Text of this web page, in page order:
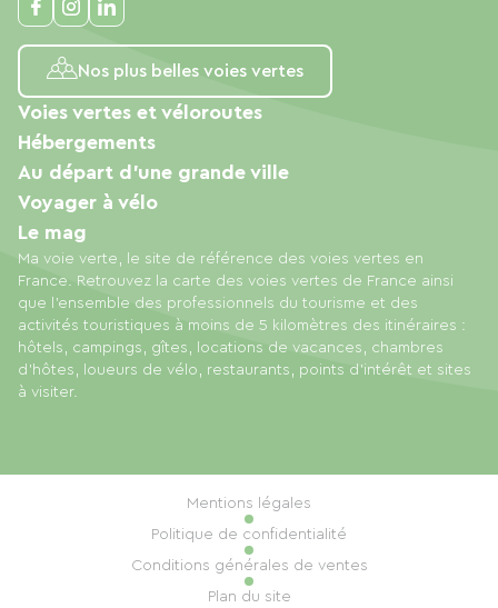
Nos plus belles voies vertes
Ma voie verte, le site de référence des voies vertes en
France. Retrouvez la carte des voies vertes de France ainsi
que l'ensemble des professionnels du tourisme et des
activités touristiques à moins de 5 kilomètres des itinéraires :
hôtels, campings, gîtes, locations de vacances, chambres
d'hôtes, loueurs de vélo, restaurants, points d'intérêt et sites
à visiter.
Voies vertes et véloroutes
Hébergements
Au départ d'une grande ville
Voyager à vélo
Le mag
Mentions légales
Politique de confidentialité
Conditions générales de ventes
Plan du site